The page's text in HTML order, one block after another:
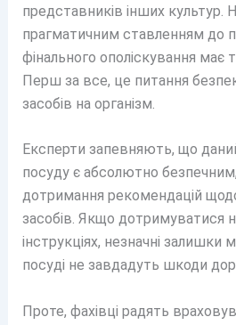
представників інших культур.
прагматичним ставленням до
фінального ополіскування має
Перш за все, це питання
засобів на організм.
Експерти запевняють, що
посуду є абсолютно
дотримання рекомендацій
засобів. Якщо дотримуватися
інструкціях, незначні залишки
посуді не завдадуть шкоди
Проте, фахівці радять